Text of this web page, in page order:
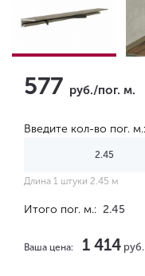
577 руб./пог. м.
Введите кол-во пог. м.:
Длина 1 штуки 2.45 м
Итого пог. м.: 2.45
Ваша цена: 1 414 руб.